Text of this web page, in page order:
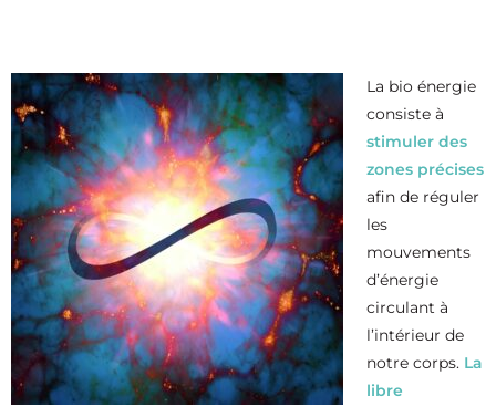
La bio énergie
consiste à
stimuler des
zones précises
afin de réguler
les
mouvements
d’énergie
circulant à
l’intérieur de
notre corps. La
libre